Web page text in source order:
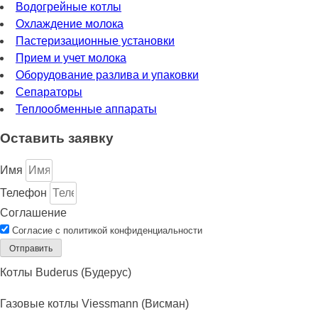
Водогрейные котлы
Охлаждение молока
Пастеризационные установки
Прием и учет молока
Оборудование разлива и упаковки
Сепараторы
Теплообменные аппараты
Оставить заявку
Имя
Телефон
Соглашение
Согласие с политикой конфиденциальности
Отправить
Котлы Buderus (Будерус)
Газовые котлы Viessmann (Висман)